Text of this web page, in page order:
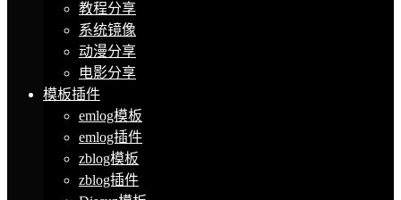
教程分享
系统镜像
动漫分享
电影分享
模板插件
emlog模板
emlog插件
zblog模板
zblog插件